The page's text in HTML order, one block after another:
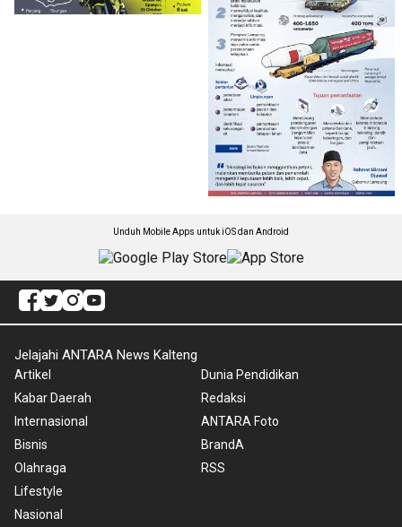
Unduh Mobile Apps untuk iOS dan Android
Jelajahi ANTARA News Kalteng
Artikel
Kabar Daerah
Internasional
Bisnis
Olahraga
Lifestyle
Nasional
Dunia Pendidikan
Redaksi
ANTARA Foto
BrandA
RSS